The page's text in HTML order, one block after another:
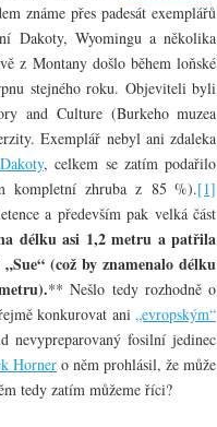
známe přes padesát exemplářů
Dakoty, Wyomingu a několika
z Montany došlo během loňské
stejného roku. Objeviteli byli
and Culture (Burkeho muzea
Exemplář nebyl ani zdaleka
, celkem se zatím podařilo
kompletní zhruba z 85 %).[1]
a především pak velká část
délku asi 1,2 metru a patřila
(což by znamenalo délku
** Nešlo tedy rozhodně o
konkurovat ani „evropským“
nevypreparovaný fosilní jedinec
Horner o něm prohlásil, že může
tedy zatím můžeme říci?